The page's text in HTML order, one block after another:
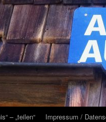
– „teilen“ Impressum /